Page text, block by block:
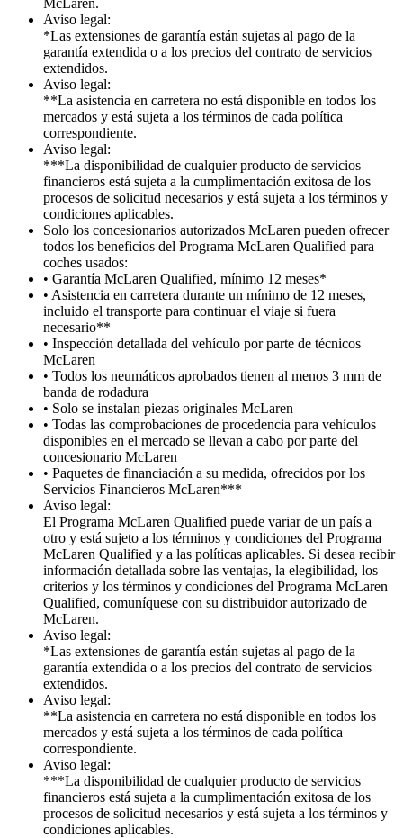
Aviso legal:
*Las extensiones de garantía están sujetas al pago de la
garantía extendida o a los precios del contrato de servicios
extendidos.
Aviso legal:
**La asistencia en carretera no está disponible en todos los
mercados y está sujeta a los términos de cada política
correspondiente.
Aviso legal:
***La disponibilidad de cualquier producto de servicios
financieros está sujeta a la cumplimentación exitosa de los
procesos de solicitud necesarios y está sujeta a los términos y
condiciones aplicables.
Solo los concesionarios autorizados McLaren pueden ofrecer
todos los beneficios del Programa McLaren Qualified para
coches usados:
• Garantía McLaren Qualified, mínimo 12 meses*
• Asistencia en carretera durante un mínimo de 12 meses,
incluido el transporte para continuar el viaje si fuera
necesario**
• Inspección detallada del vehículo por parte de técnicos
McLaren
• Todos los neumáticos aprobados tienen al menos 3 mm de
banda de rodadura
• Solo se instalan piezas originales McLaren
• Todas las comprobaciones de procedencia para vehículos
disponibles en el mercado se llevan a cabo por parte del
concesionario McLaren
• Paquetes de financiación a su medida, ofrecidos por los
Servicios Financieros McLaren***
Aviso legal:
El Programa McLaren Qualified puede variar de un país a
otro y está sujeto a los términos y condiciones del Programa
McLaren Qualified y a las políticas aplicables. Si desea recibir
información detallada sobre las ventajas, la elegibilidad, los
criterios y los términos y condiciones del Programa McLaren
Qualified, comuníquese con su distribuidor autorizado de
McLaren.
Aviso legal:
*Las extensiones de garantía están sujetas al pago de la
garantía extendida o a los precios del contrato de servicios
extendidos.
Aviso legal:
**La asistencia en carretera no está disponible en todos los
mercados y está sujeta a los términos de cada política
correspondiente.
Aviso legal:
***La disponibilidad de cualquier producto de servicios
financieros está sujeta a la cumplimentación exitosa de los
procesos de solicitud necesarios y está sujeta a los términos y
condiciones aplicables.